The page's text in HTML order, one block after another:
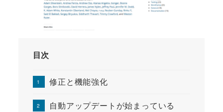
目次
修正と機能強化
自動アップデートが始まっている